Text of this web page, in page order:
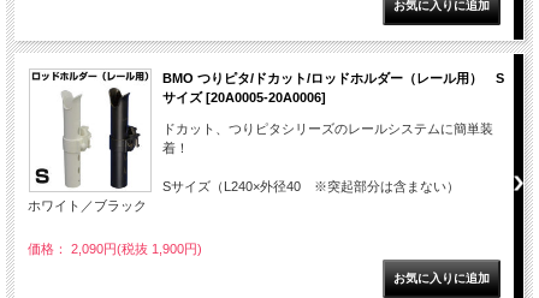
BMO つりピタ/ドカット/ロッドホルダー（レール用） S
サイズ [20A0005-20A0006]
ドカット、つりピタシリーズのレールシステムに簡単装
着！
Sサイズ（L240×外径40 ※突起部分は含まない）
ホワイト／ブラック
価格： 2,090円(税抜 1,900円)